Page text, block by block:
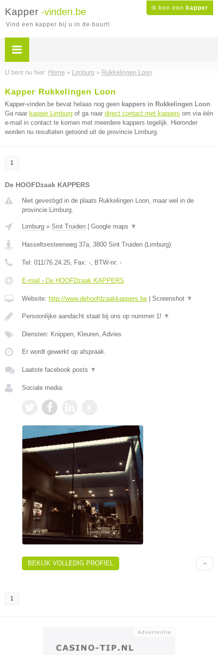
Ik ben een kapper
Kapper -vinden.be
Vind een kapper bij u in de buurt!
U bent nu hier: Home » Limburg » Rukkelingen Loon
Kapper Rukkelingen Loon
Kapper-vinden.be bevat helaas nog geen kappers in Rukkelingen Loon.
Ga naar kapper Limburg of ga naar direct contact met kappers om via één
e-mail in contact te komen met meerdere kappers tegelijk. Hieronder
worden nu resultaten getoond uit de provincie Limburg.
1
De HOOFDzaak KAPPERS
Niet gevestigd in de plaats Rukkelingen Loon, maar wel in de
provincie Limburg.
Limburg » Sint Truiden Google maps ▼
Hasseltsesteenweg 37a, 3800 Sint Truiden (Limburg)
Tel: 011/76.24.25, Fax: -, BTW-nr: -
E-mail › De HOOFDzaak KAPPERS
Website: http://www.dehoofdzaakkappers.be Screenshot ▼
Persoonlijke aandacht staat bij ons op nummer 1! ▼
Diensten: Knippen, Kleuren, Advies
Er wordt gewerkt op afspraak.
Laatste facebook posts ▼
Sociale media:
BEKIJK VOLLEDIG PROFIEL
1